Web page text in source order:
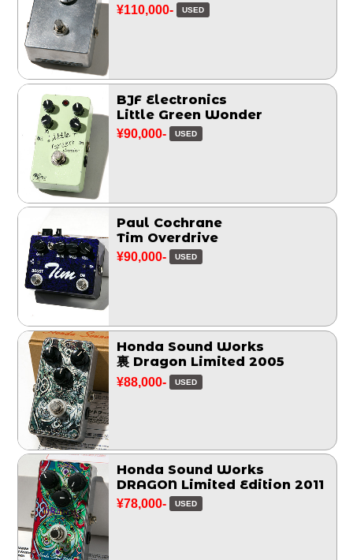
¥110,000- USED
BJF Electronics
Little Green Wonder
¥90,000- USED
Paul Cochrane
Tim Overdrive
¥90,000- USED
Honda Sound Works
裏 Dragon Limited 2005
¥88,000- USED
Honda Sound Works
DRAGON Limited Edition 2011
¥78,000- USED